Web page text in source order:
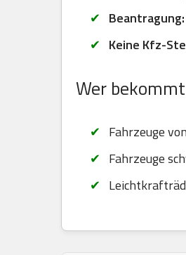
Beantragung:
Keine Kfz-
Wer
Fahrzeuge
Fahrzeuge